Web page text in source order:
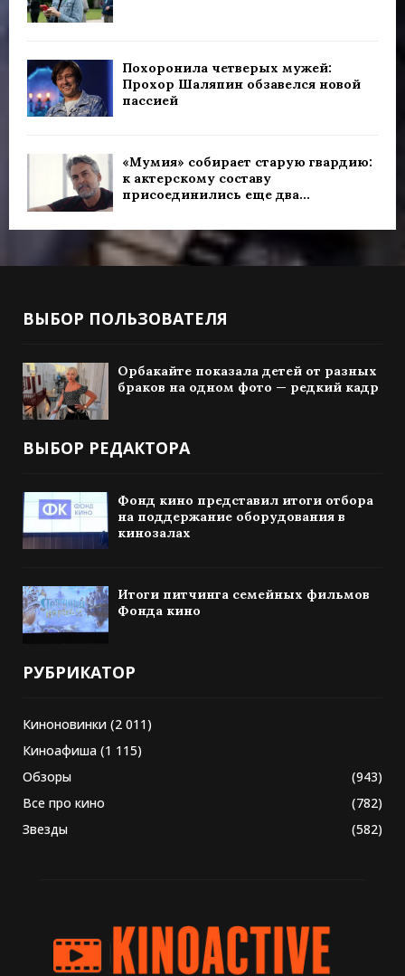
Похоронила четверых мужей:
Прохор Шаляпин обзавелся новой
пассией
«Мумия» собирает старую гвардию:
к актерскому составу
присоединились еще два...
ВЫБОР ПОЛЬЗОВАТЕЛЯ
Орбакайте показала детей от разных
браков на одном фото — редкий кадр
ВЫБОР РЕДАКТОРА
Фонд кино представил итоги отбора
на поддержание оборудования в
кинозалах
Итоги питчинга семейных фильмов
Фонда кино
РУБРИКАТОР
Киноновинки (2 011)
Киноафиша (1 115)
Обзоры
(943)
Все про кино
(782)
Звезды
(582)